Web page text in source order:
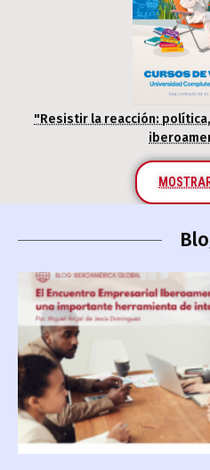
"Resistir la reacción: